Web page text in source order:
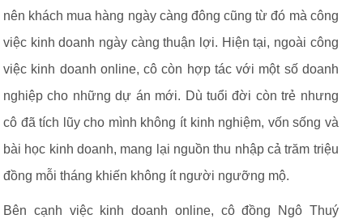
nên khách mua hàng ngày càng đông cũng từ đó mà công
việc kinh doanh ngày càng thuận lợi. Hiện tại, ngoài công
việc kinh doanh online, cô còn hợp tác với một số doanh
nghiệp cho những dự án mới. Dù tuổi đời còn trẻ nhưng
cô đã tích lũy cho mình không ít kinh nghiệm, vốn sống và
bài học kinh doanh, mang lại nguồn thu nhập cả trăm triệu
đồng mỗi tháng khiến không ít người ngưỡng mộ.
Bên cạnh việc kinh doanh online, cô đồng Ngô Thuý